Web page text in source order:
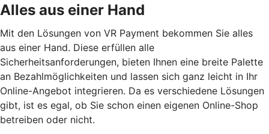
Alles aus einer Hand
Mit den Lösungen von VR Payment bekommen Sie alles
aus einer Hand. Diese erfüllen alle
Sicherheitsanforderungen, bieten Ihnen eine breite Palette
an Bezahlmöglichkeiten und lassen sich ganz leicht in Ihr
Online-Angebot integrieren. Da es verschiedene Lösungen
gibt, ist es egal, ob Sie schon einen eigenen Online-Shop
betreiben oder nicht.